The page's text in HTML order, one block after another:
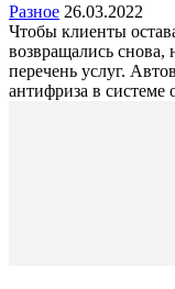
Разное 26.03.2022
Чтобы клиенты
возвращались снова,
перечень услуг.
антифриза в системе